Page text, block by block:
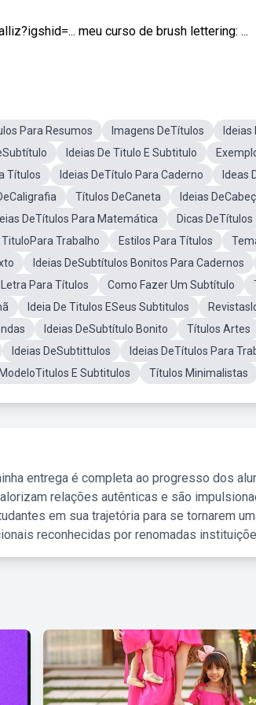
meu curso de brush lettering: ...
Para Resumos Imagens DeTítulos
Ideias De Titulo E Subtitulo
Títulos Ideias DeTítulo Para Caderno Ideas
Títulos DeCaneta Ideias
DeTítulos Para Matemática Dicas DeTítulos
TituloPara Trabalho Estilos Para Títulos
Ideias DeSubtítulos Bonitos Para Cadernos
Letra Para Títulos Como Fazer Um Subtítulo
Ideia De Titulos ESeus Subtitulos
Ideias DeSubtítulo Bonito Títulos Artes
Ideias DeSubtittulos Ideias DeTítulos Para
ModeloTitulos E Subtitulos Títulos Minimalistas
entrega é completa ao progresso dos
relações autênticas e são
em sua trajetória para se tornarem
reconhecidas por renomadas